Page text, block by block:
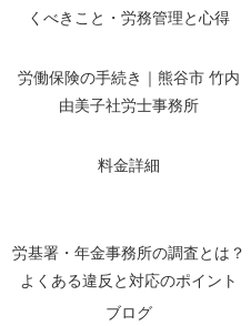
くべきこと・労務管理と心得
労働保険の手続き｜熊谷市 竹内
由美子社労士事務所
料金詳細
労基署・年金事務所の調査とは？
よくある違反と対応のポイント
ブログ